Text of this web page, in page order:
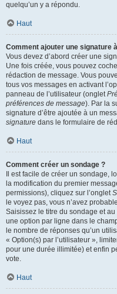
quelqu’un y a répondu.
Haut
Comment ajouter une signature
Vous devez d’abord créer une
Une fois créée, vous pouvez
rédaction de message. Vous
tous vos messages en activant
panneau de l’utilisateur (onglet
préférences de message). Par la
signature d’être ajoutée à un
signature dans le formulaire de
Haut
Comment créer un sondage ?
Il est facile de créer un sondage,
la modification du premier
permissions), cliquez sur l’onglet
le voyez pas, vous n’avez
Saisissez le titre du sondage et
une option par ligne dans le
le nombre de réponses qu’un
« Option(s) par l’utilisateur »,
pour une durée illimitée) et enfin
vote.
Haut